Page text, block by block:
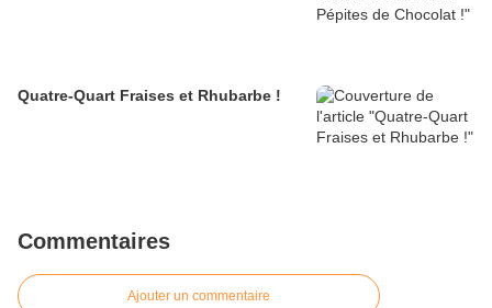
Quatre-Quart Fraises et Rhubarbe !
Commentaires
Ajouter un commentaire